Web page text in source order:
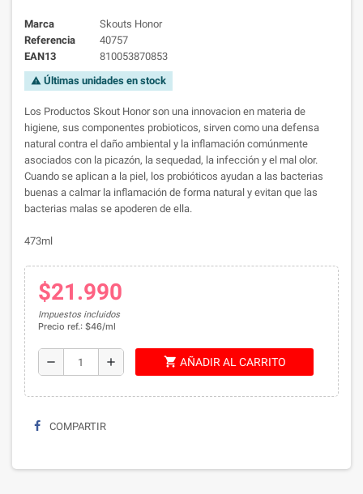
Marca
Skouts Honor
Referencia
40757
EAN13
810053870853
warning Últimas unidades en stock
Los Productos Skout Honor son una innovacion en materia de
higiene, sus componentes probioticos, sirven como una defensa
natural contra el daño ambiental y la inflamación comúnmente
asociados con la picazón, la sequedad, la infección y el mal olor.
Cuando se aplican a la piel, los probióticos ayudan a las bacterias
buenas a calmar la inflamación de forma natural y evitan que las
bacterias malas se apoderen de ella.
473ml
$21.990
Impuestos incluidos
Precio ref.: $46/ml
remove add shopping_cart AÑADIR AL CARRITO
COMPARTIR